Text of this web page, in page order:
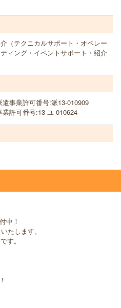
（テクニカルサポート・オペレー
ィング・イベントサポート・紹介
事業許可番号:派13-010909
許可番号:13-ユ-010624
中！
たします。
す。